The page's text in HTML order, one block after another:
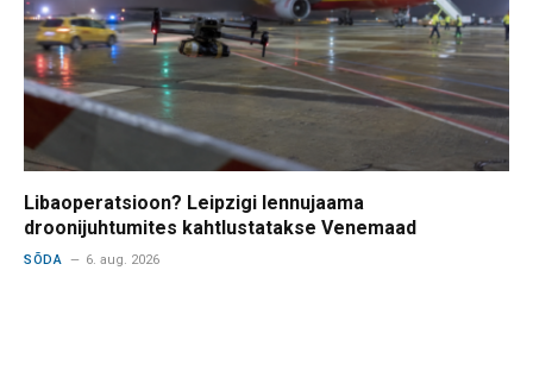
Libaoperatsioon? Leipzigi lennujaama
droonijuhtumites kahtlustatakse Venemaad
SÕDA 6. aug. 2026